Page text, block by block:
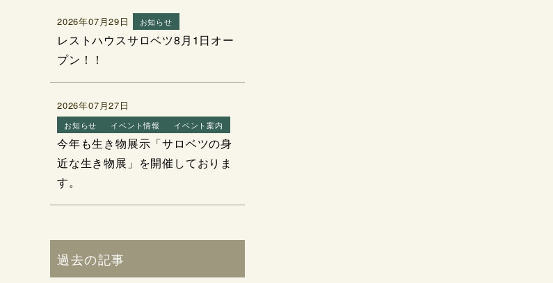
2026年07月29日 お知らせ
レストハウスサロベツ8月1日オー
プン！！
2026年07月27日
お知らせ イベント情報 イベント案内
今年も生き物展示「サロベツの身
近な生き物展」を開催しておりま
す。
過去の記事